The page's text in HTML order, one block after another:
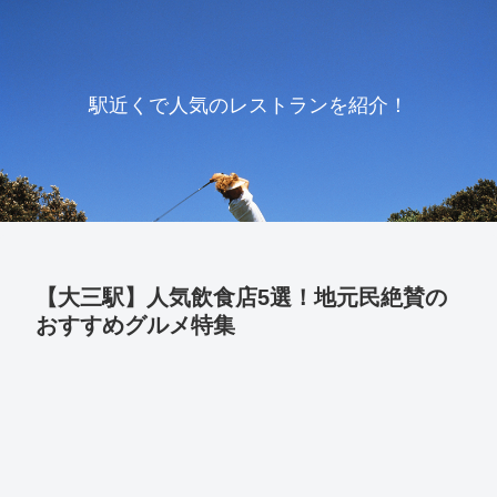
駅近くで人気のレストランを紹介！
【大三駅】人気飲食店5選！地元民絶賛の
おすすめグルメ特集